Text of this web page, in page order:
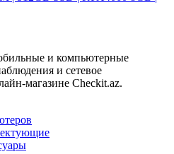
и компьютерные
и сетевое
магазине Checkit.az.